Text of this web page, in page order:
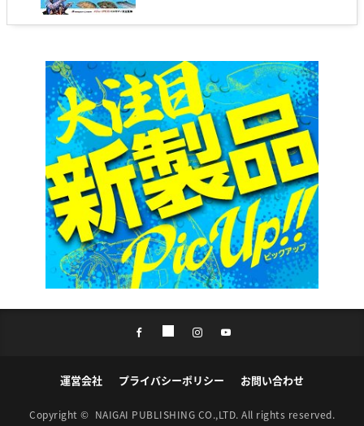
運営会社 プライバシーポリシー お問い合わせ
Copyright © NAIGAI PUBLISHING CO.,LTD. All rights reserved.